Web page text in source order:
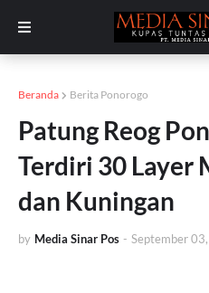
Beranda Berita Ponorogo
Patung Reog
Terdiri 30 Layer
dan Kuningan
by Media Sinar Pos - September